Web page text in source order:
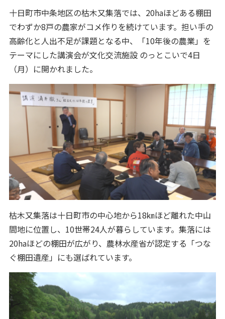
十日町市中条地区の枯木又集落では、20haほどある棚田
でわずか8戸の農家がコメ作りを続けています。担い手の
高齢化と人出不足が課題となる中、「10年後の農業」を
テーマにした講演会が文化交流施設 のっとこいで4日
（月）に開かれました。
枯木又集落は十日町市の中心地から18㎞ほど離れた中山
間地に位置し、10世帯24人が暮らしています。集落には
20haほどの棚田が広がり、農林水産省が認定する「つな
ぐ棚田遺産」にも選ばれています。